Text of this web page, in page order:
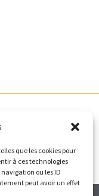
que les cookies pour
à ces technologies
ou les ID
peut avoir un effet